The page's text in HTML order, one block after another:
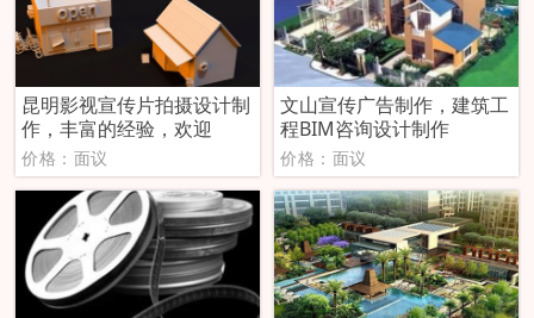
昆明影视宣传片拍摄设计制
作，丰富的经验，欢迎
价格：面议
文山宣传广告制作，建筑工
程BIM咨询设计制作
价格：面议